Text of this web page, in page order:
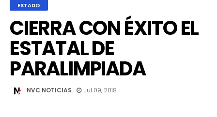
ESTADO
CIERRA CON ÉXITO EL
ESTATAL DE
PARALIMPIADA
NVC NOTICIAS Jul 09, 2018